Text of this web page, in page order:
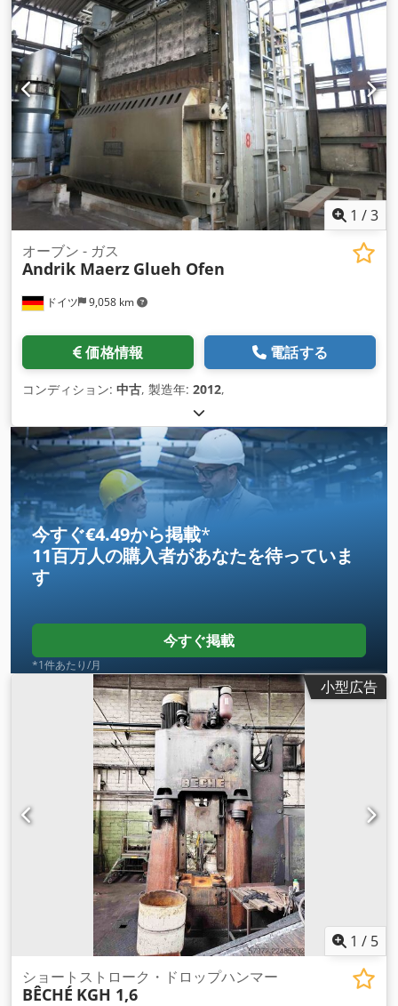
1 /3
ドイツ 9,058 km
オーブン - ガス
Andrik Maerz Glueh Ofen
価格情報 電話する
コンディション: 中古, 製造年: 2012,
今すぐ€4.49から掲載*
11百万人の購入者があなたを待っていま
す
今すぐ掲載
*1件あたり/月
小型広告
1 / 5
ショートストローク・ドロップハンマー
BÊCHÉ KGH 1,6